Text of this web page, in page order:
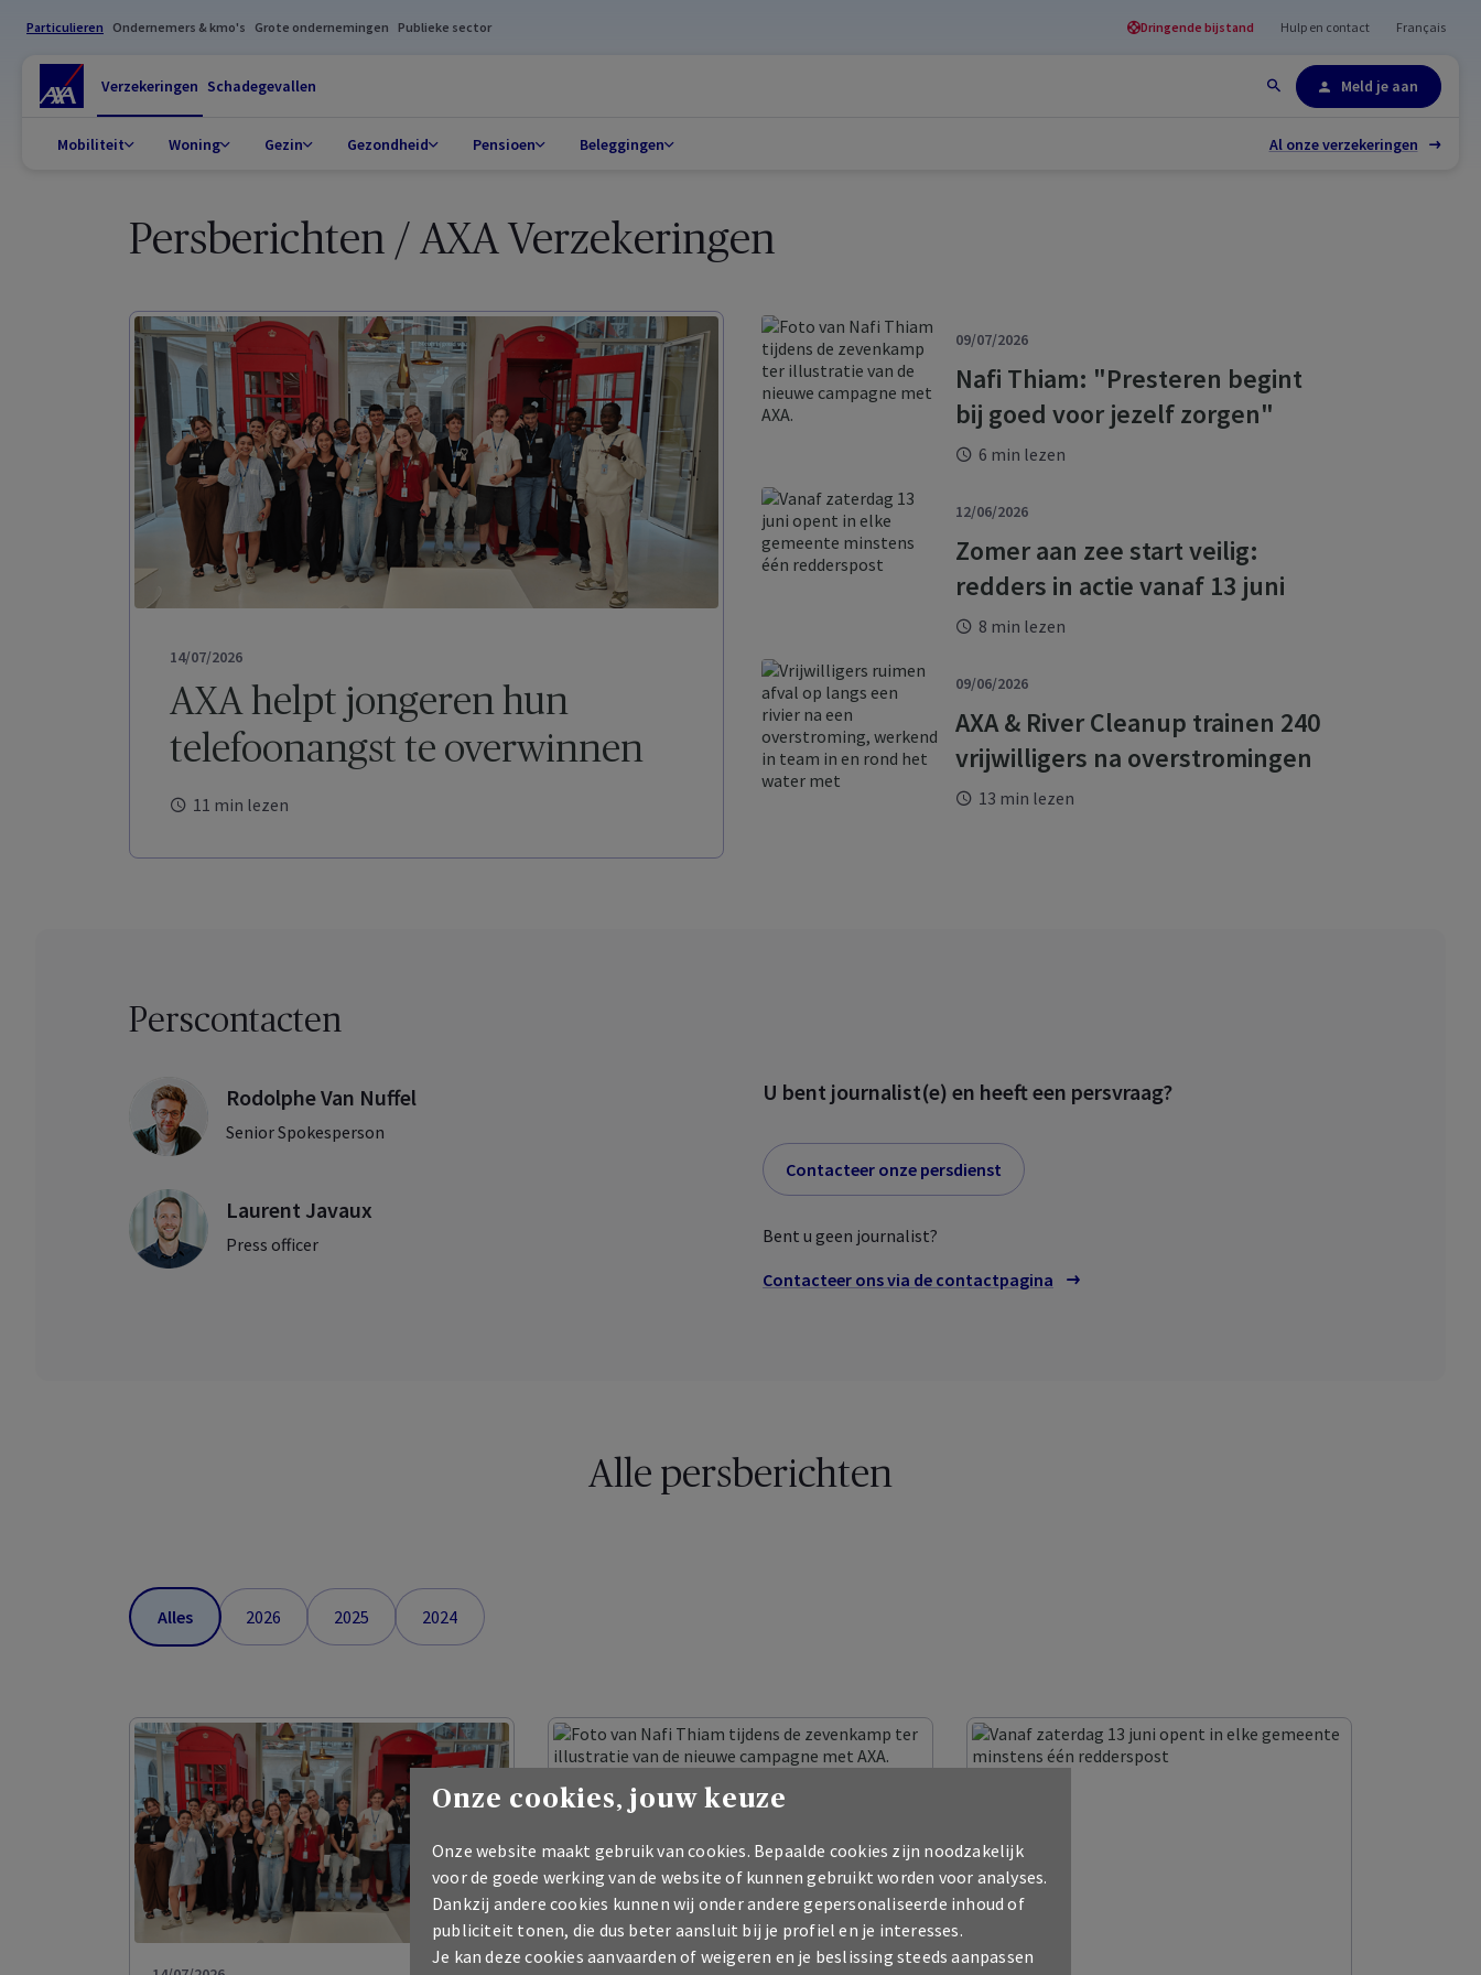
Particulieren Ondernemers & kmo's Grote ondernemingen Publieke sector Dringende bijstand Hulp en contact Français
Verzekeringen Schadegevallen Meld je aan
Mobiliteit Woning Gezin Gezondheid Pensioen Beleggingen Al onze verzekeringen
Persberichten / AXA Verzekeringen
14/07/2026
AXA helpt jongeren hun
telefoonangst te overwinnen
11 min lezen
09/07/2026
Nafi Thiam: "Presteren begint
bij goed voor jezelf zorgen"
6 min lezen
12/06/2026
Zomer aan zee start veilig:
redders in actie vanaf 13 juni
8 min lezen
09/06/2026
AXA & River Cleanup trainen 240
vrijwilligers na overstromingen
13 min lezen
Perscontacten
Rodolphe Van Nuffel
Senior Spokesperson
Laurent Javaux
Press officer
U bent journalist(e) en heeft een persvraag?
Contacteer onze persdienst
Bent u geen journalist?
Contacteer ons via de contactpagina
Alle persberichten
Alles 2026 2025 2024
Onze cookies, jouw keuze
Onze website maakt gebruik van cookies. Bepaalde cookies zijn noodzakelijk
voor de goede werking van de website of kunnen gebruikt worden voor analyses.
Dankzij andere cookies kunnen wij onder andere gepersonaliseerde inhoud of
publiciteit tonen, die dus beter aansluit bij je profiel en je interesses.
Je kan deze cookies aanvaarden of weigeren en je beslissing steeds aanpassen